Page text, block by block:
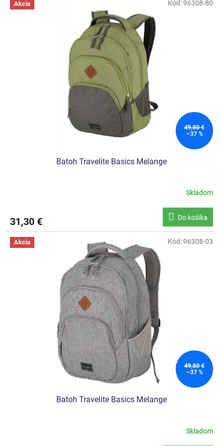
Akcia
49,80 €
–37 %
Batoh Travelite Basics Melange
Skladom
31,30 € Do košíka
Kód:96308-80
Akcia
49,80 €
–37 %
Batoh Travelite Basics Melange
Skladom
Kód:96308-03